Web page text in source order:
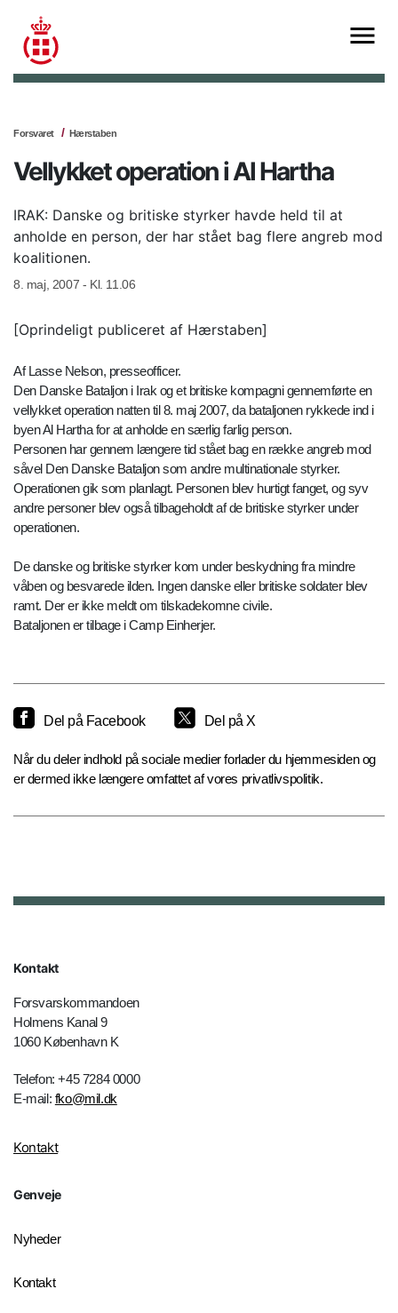
Forsvaret Hærstaben
Vellykket operation i Al Hartha
IRAK: Danske og britiske styrker havde held til at
anholde en person, der har stået bag flere angreb mod
koalitionen.
8. maj, 2007 - Kl. 11.06
[Oprindeligt publiceret af Hærstaben]
Af Lasse Nelson, presseofficer.
Den Danske Bataljon i Irak og et britiske kompagni gennemførte en
vellykket operation natten til 8. maj 2007, da bataljonen rykkede ind i
byen Al Hartha for at anholde en særlig farlig person.
Personen har gennem længere tid stået bag en række angreb mod
såvel Den Danske Bataljon som andre multinationale styrker.
Operationen gik som planlagt. Personen blev hurtigt fanget, og syv
andre personer blev også tilbageholdt af de britiske styrker under
operationen.
De danske og britiske styrker kom under beskydning fra mindre
våben og besvarede ilden. Ingen danske eller britiske soldater blev
ramt. Der er ikke meldt om tilskadekomne civile.
Bataljonen er tilbage i Camp Einherjer.
Del på Facebook Del på X
Når du deler indhold på sociale medier forlader du hjemmesiden og
er dermed ikke længere omfattet af vores privatlivspolitik.
Kontakt
Forsvarskommandoen
Holmens Kanal 9
1060 København K
Telefon: +45 7284 0000
E-mail: fko@mil.dk
Kontakt
Genveje
Nyheder
Kontakt